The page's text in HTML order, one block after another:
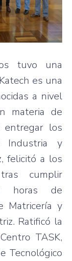
tuvo una
es una
a nivel
materia de
entregar los
Industria y
felicitó a los
cumplir
horas de
Matricería y
Ratificó la
TASK,
Tecnológico